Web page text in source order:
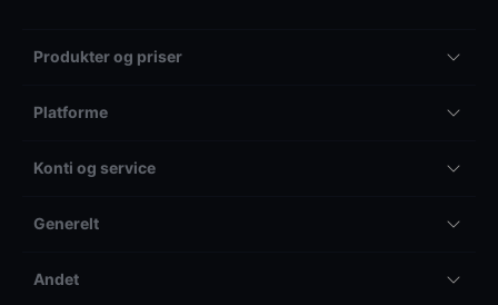
Produkter og priser
Platforme
Konti og service
Generelt
Andet